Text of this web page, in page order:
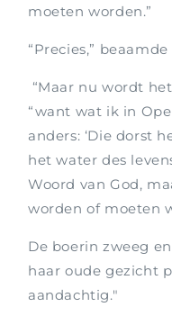
moeten worden.”
“Precies,”
“Maar nu wordt
“want wat ik in
anders: ‘Die dorst
het water des
Woord van God,
worden of moeten
De boerin zweeg
haar oude gezicht
aandachtig."